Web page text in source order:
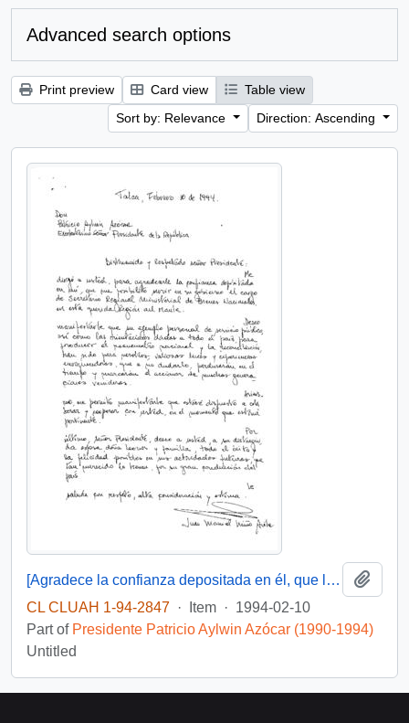
Advanced search options
Print preview Card view
Table view
Sort by: Relevance
Direction: Ascending
[Agradece la confianza depositada en él, que le posibilito servir en su gobierno]
CL CLUAH 1-94-2847 · Item · 1994-02-10
Part of Presidente Patricio Aylwin Azócar (1990-1994)
Untitled